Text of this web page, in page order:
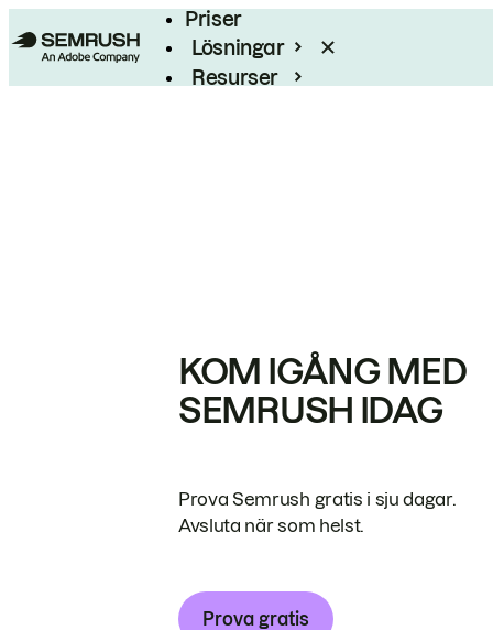
Priser
Lösningar
Resurser
KOM IGÅNG MED
SEMRUSH IDAG
Prova Semrush gratis i sju dagar.
Avsluta när som helst.
Prova gratis